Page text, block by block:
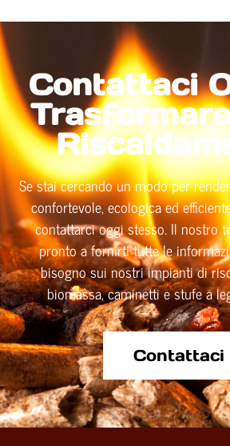
Contattaci
Se stai cercando un modo per
confortevole, ecologica ed
contattarci oggi stesso. Il nostro
pronto a fornirti tutte le
bisogno sui nostri impianti di
biomassa, caminetti e stufe a
Contattaci